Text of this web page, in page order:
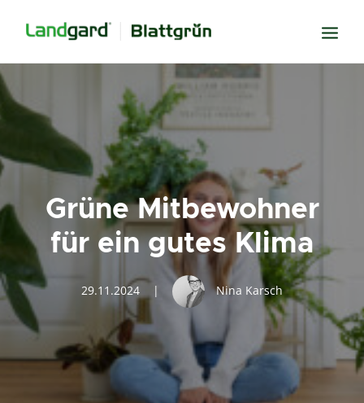
Neugier
Inspiration
Verbundenheit
Transparenz
Freude
Erfolg
Miteinander
Wissen
Suche
Grüne Mitbewohner
für ein gutes Klima
29.11.2024 | Nina Karsch